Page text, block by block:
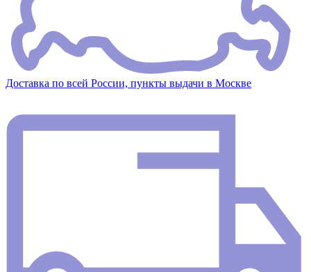
Доставка по всей России, пункты выдачи в Москве